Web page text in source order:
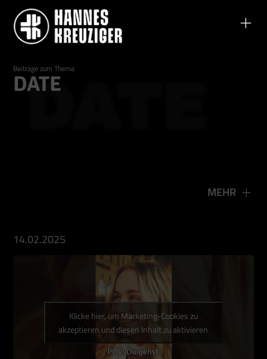
Beiträge zum Thema
DATE
DATE
MEHR
14.02.2025
Klicke hier, um Marketing-Cookies zu
akzeptieren und diesen Inhalt zu aktivieren